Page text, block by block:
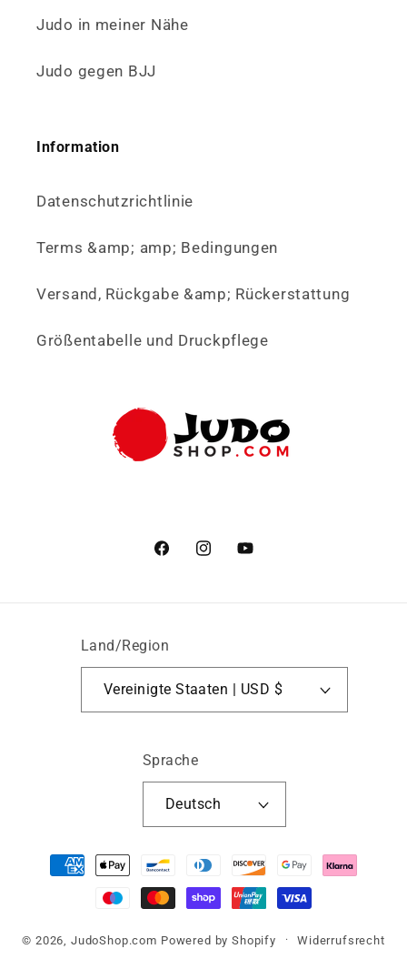
Judo in meiner Nähe
Judo gegen BJJ
Information
Datenschutzrichtlinie
Terms &amp; amp; Bedingungen
Versand, Rückgabe &amp; Rückerstattung
Größentabelle und Druckpflege
FacebookInstagramYouTube
Land/Region
Vereinigte Staaten | USD $
Sprache
Deutsch
Zahlungsmethoden
© 2026, JudoShop.com Powered by Shopify Widerrufsrecht